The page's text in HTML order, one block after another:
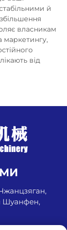
й
власникам
маркетингу,
від
Шуанфен,